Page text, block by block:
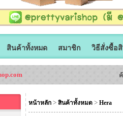
สินค้าทั้งหมด สมาชิก วิธีสั่งซื้อ
หน้าหลัก > สินค้าทั้งหมด > Hera